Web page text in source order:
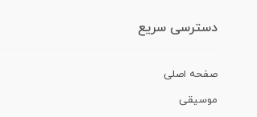
دسترسی سریع
صفحه اصلی
موسیقی